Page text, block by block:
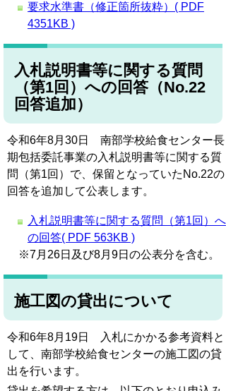
要求水準書（修正箇所抜粋）( PDF
4351KB )
入札説明書等に関する質問
（第1回）への回答（No.22
回答追加）
令和6年8月30日 南部学校給食センター長
期包括委託事業の入札説明書等に関する質
問（第1回）で、保留となっていたNo.22の
回答を追加して公表します。
入札説明書等に関する質問（第1回）へ
の回答( PDF 563KB )
※7月26日及び8月9日の公表分を含む。
施工図の貸出について
令和6年8月19日 入札にかかる参考資料と
して、南部学校給食センターの施工図の貸
出を行います。